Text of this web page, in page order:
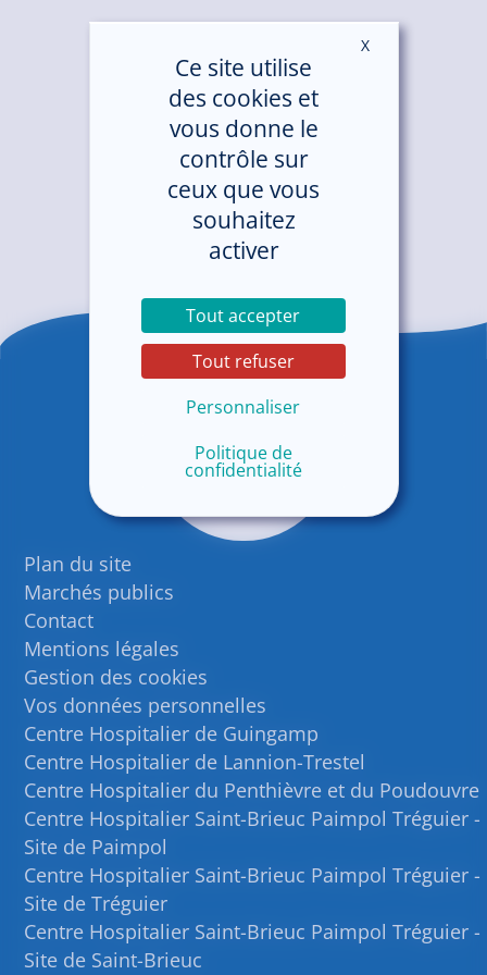
Plan du site
Marchés publics
Contact
Mentions légales
Gestion des cookies
Vos données personnelles
Centre Hospitalier de Guingamp
Centre Hospitalier de Lannion-Trestel
Centre Hospitalier du Penthièvre et du Poudouvre
Centre Hospitalier Saint-Brieuc Paimpol Tréguier -
Site de Paimpol
Centre Hospitalier Saint-Brieuc Paimpol Tréguier -
Site de Tréguier
Centre Hospitalier Saint-Brieuc Paimpol Tréguier -
Site de Saint-Brieuc
Ce site utilise
des cookies et
vous donne le
contrôle sur
ceux que vous
souhaitez
activer
Tout accepter
Tout refuser
Personnaliser
Politique de
confidentialité
XMasquer le